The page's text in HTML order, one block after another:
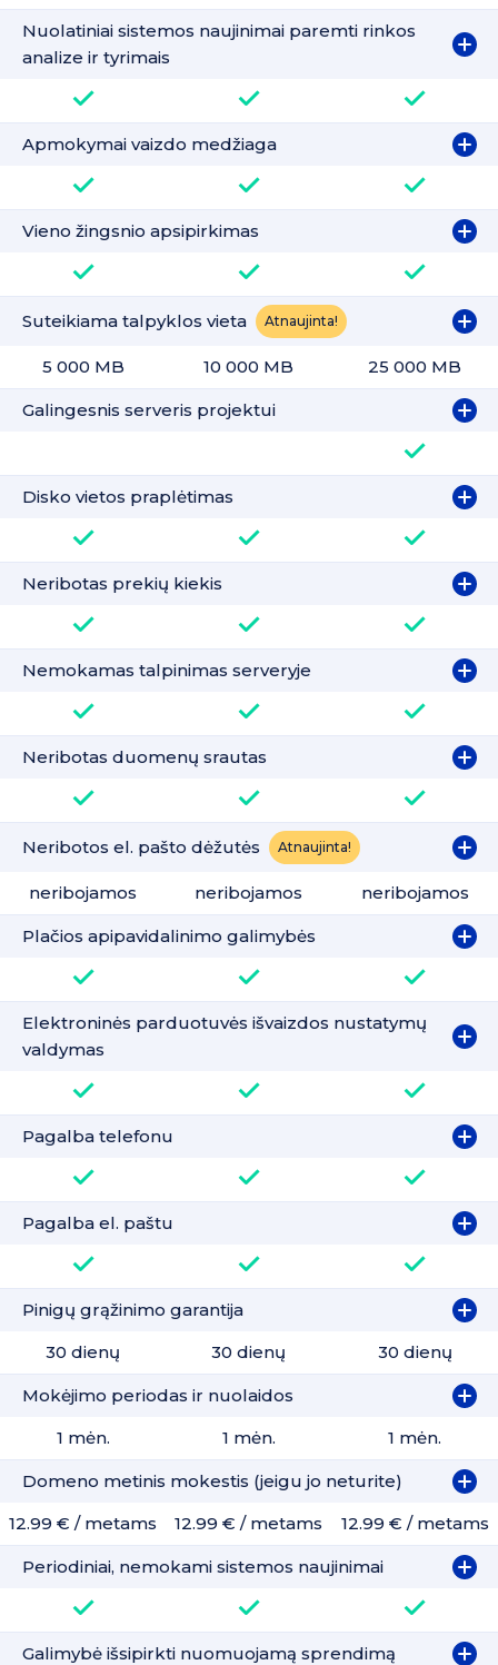
Nuolatiniai sistemos naujinimai paremti rinkos
analize ir tyrimais
Apmokymai vaizdo medžiaga
Vieno žingsnio apsipirkimas
Suteikiama talpyklos vieta Atnaujinta!
5 000 MB 10 000 MB 25 000 MB
Galingesnis serveris projektui
Disko vietos praplėtimas
Neribotas prekių kiekis
Nemokamas talpinimas serveryje
Neribotas duomenų srautas
Neribotos el. pašto dėžutės Atnaujinta!
neribojamos neribojamos neribojamos
Plačios apipavidalinimo galimybės
Elektroninės parduotuvės išvaizdos nustatymų
valdymas
Pagalba telefonu
Pagalba el. paštu
Pinigų grąžinimo garantija
30 dienų
30 dienų 30 dienų
Mokėjimo periodas ir nuolaidos
1 mėn.
1 mėn. 1 mėn.
Domeno metinis mokestis (jeigu jo neturite)
12.99 € / metams
12.99 € / metams 12.99 € / metams
Periodiniai, nemokami sistemos naujinimai
Galimybė išsipirkti nuomuojamą sprendimą